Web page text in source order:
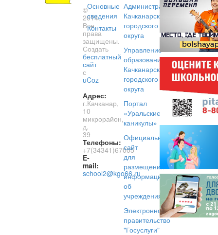
©
2014.
Все
права
защищены.
Создать
бесплатный
сайт
с
uCoz
Адрес:
г.Качканар,
10
микрорайон,
д.
39
Телефоны:
+7(34341)67005
E-
mail:
school2@kgo66.ru
Основные
сведения
Контакты
Администрация
Качканарского
городского
округа
Управление
образованием
Качканарского
городского
округа
Портал
«Уральские
каникулы»
Официальный
сайт
для
размещения
информации
об
учреждениях
Электронное
правительство
"Госуслуги"